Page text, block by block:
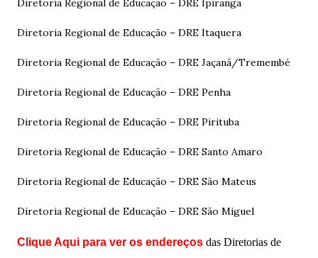
Diretoria Regional de Educação – DRE Ipiranga
Diretoria Regional de Educação – DRE Itaquera
Diretoria Regional de Educação – DRE Jaçanã/Tremembé
Diretoria Regional de Educação – DRE Penha
Diretoria Regional de Educação – DRE Pirituba
Diretoria Regional de Educação – DRE Santo Amaro
Diretoria Regional de Educação – DRE São Mateus
Diretoria Regional de Educação – DRE São Miguel
Clique Aqui para ver os endereços das Diretorias de